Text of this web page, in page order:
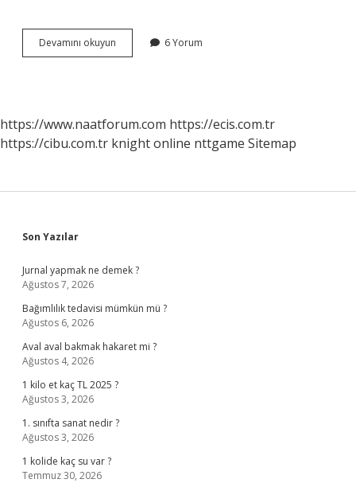
Devamını okuyun
Ve
Biri
Nedir
6 Yorum
https://www.naatforum.com https://ecis.com.tr
https://cibu.com.tr knight online nttgame Sitemap
Sidebar
Son Yazılar
Jurnal yapmak ne demek ?
Ağustos 7, 2026
Bağımlılık tedavisi mümkün mü ?
Ağustos 6, 2026
Aval aval bakmak hakaret mi ?
Ağustos 4, 2026
1 kilo et kaç TL 2025 ?
Ağustos 3, 2026
1. sınıfta sanat nedir ?
Ağustos 3, 2026
1 kolide kaç su var ?
Temmuz 30, 2026